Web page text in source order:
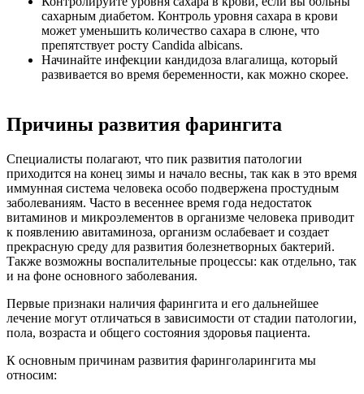
сахарным диабетом. Контроль уровня сахара в крови
может уменьшить количество сахара в слюне, что
препятствует росту Candida albicans.
Начинайте инфекции кандидоза влагалища, который
развивается во время беременности, как можно скорее.
Причины развития фарингита
Специалисты полагают, что пик развития патологии
приходится на конец зимы и начало весны, так как в это время
иммунная система человека особо подвержена простудным
заболеваниям. Часто в весеннее время года недостаток
витаминов и микроэлементов в организме человека приводит
к появлению авитаминоза, организм ослабевает и создает
прекрасную среду для развития болезнетворных бактерий.
Также возможны воспалительные процессы: как отдельно, так
и на фоне основного заболевания.
Первые признаки наличия фарингита и его дальнейшее
лечение могут отличаться в зависимости от стадии патологии,
пола, возраста и общего состояния здоровья пациента.
К основным причинам развития фаринголарингита мы
относим: